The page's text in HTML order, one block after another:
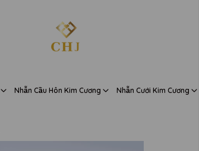
Nhẫn Cầu Hôn Kim Cương Nhẫn Cưới Kim Cương